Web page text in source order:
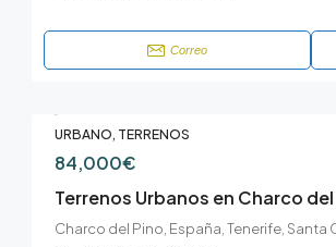
Correo
URBANO, TERRENOS
84,000€